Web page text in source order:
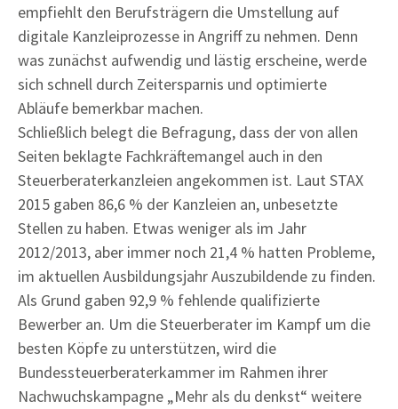
empfiehlt den Berufsträgern die Umstellung auf
digitale Kanzleiprozesse in Angriff zu nehmen. Denn
was zunächst aufwendig und lästig erscheine, werde
sich schnell durch Zeitersparnis und optimierte
Abläufe bemerkbar machen.
Schließlich belegt die Befragung, dass der von allen
Seiten beklagte Fachkräftemangel auch in den
Steuerberaterkanzleien angekommen ist. Laut STAX
2015 gaben 86,6 % der Kanzleien an, unbesetzte
Stellen zu haben. Etwas weniger als im Jahr
2012/2013, aber immer noch 21,4 % hatten Probleme,
im aktuellen Ausbildungsjahr Auszubildende zu finden.
Als Grund gaben 92,9 % fehlende qualifizierte
Bewerber an. Um die Steuerberater im Kampf um die
besten Köpfe zu unterstützen, wird die
Bundessteuerberaterkammer im Rahmen ihrer
Nachwuchskampagne „Mehr als du denkst“ weitere